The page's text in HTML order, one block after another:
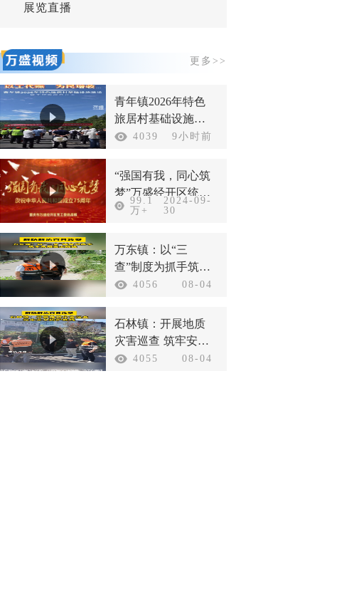
展览直播
更多>>
青年镇2026年特色
旅居村基础设施建
设以工代赈项目开
4039 9小时前
“强国有我，同心筑
梦”万盛经开区统一
战线庆祝新中国成
99.1
万+
2024-09-
30
万东镇：以“三
查”制度为抓手筑牢
汛期安全防线
4056 08-04
石林镇：开展地质
灾害巡查 筑牢安全
防护底线
4055 08-04